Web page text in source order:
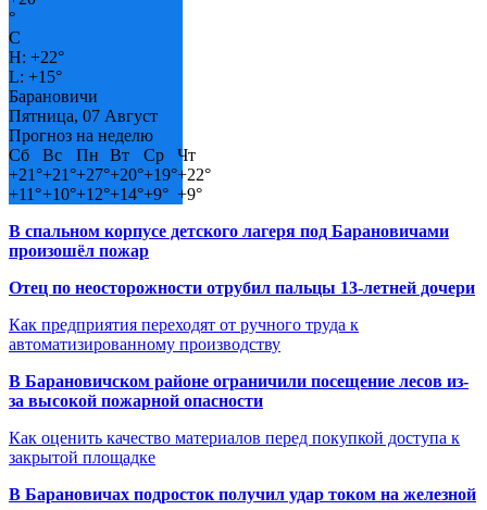
°
C
H: +22°
L: +15°
Барановичи
Пятница, 07 Август
Прогноз на неделю
Сб
Вс Пн Вт Ср
Чт
+21°+21°+27°+20°+19°+22°
+11°+10°+12°+14°+9° +9°
В спальном корпусе детского лагеря под Барановичами
произошёл пожар
Отец по неосторожности отрубил пальцы 13-летней дочери
Как предприятия переходят от ручного труда к
автоматизированному производству
В Барановичском районе ограничили посещение лесов из-
за высокой пожарной опасности
Как оценить качество материалов перед покупкой доступа к
закрытой площадке
В Барановичах подросток получил удар током на железной